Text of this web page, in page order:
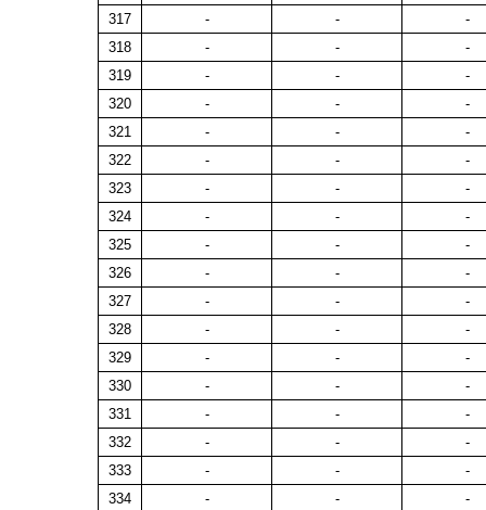
317
- -
-
318
- -
-
319
- -
-
320
- -
-
321
- -
-
322
- -
-
323
- -
-
324
- -
-
325
- -
-
326
- -
-
327
- -
-
328
- -
-
329
- -
-
330
- -
-
331
- -
-
332
- -
-
333
- -
-
334
- -
-